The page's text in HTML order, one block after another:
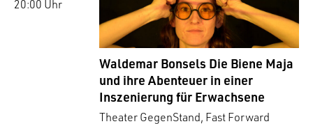
20:00 Uhr
Waldemar Bonsels Die Biene Maja
und ihre Abenteuer in einer
Inszenierung für Erwachsene
Theater GegenStand, Fast Forward